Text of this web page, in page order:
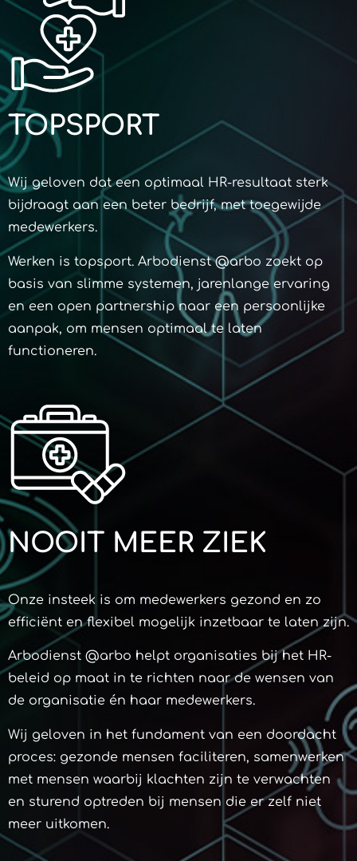
TOPSPORT
Wij geloven dat een optimaal HR-resultaat sterk
bijdraagt aan een beter bedrijf, met toegewijde
medewerkers.
Werken is topsport. Arbodienst @arbo zoekt op
basis van slimme systemen, jarenlange ervaring
en een open partnership naar een persoonlijke
aanpak, om mensen optimaal te laten
functioneren.
NOOIT MEER ZIEK
Onze insteek is om medewerkers gezond en zo
efficiënt en flexibel mogelijk inzetbaar te laten zijn.
Arbodienst @arbo helpt organisaties bij het HR-
beleid op maat in te richten naar de wensen van
de organisatie én haar medewerkers.
Wij geloven in het fundament van een doordacht
proces: gezonde mensen faciliteren, samenwerken
met mensen waarbij klachten zijn te verwachten
en sturend optreden bij mensen die er zelf niet
meer uitkomen.